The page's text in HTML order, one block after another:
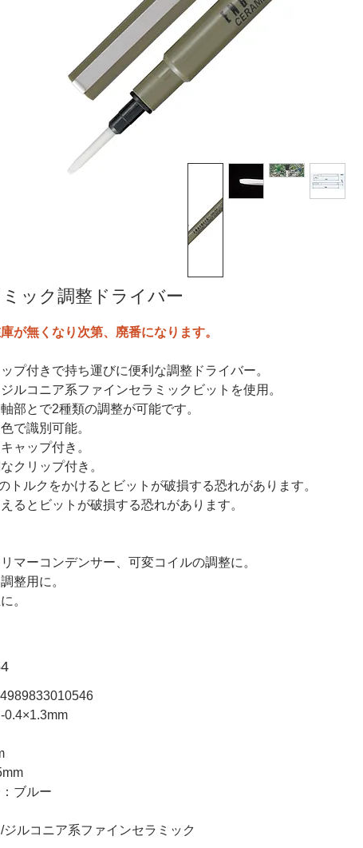
ック調整ドライバー
が無くなり次第、廃番になります。
プ付きで持ち運びに便利な調整ドライバー。
ルコニア系ファインセラミックビットを使用。
部とで2種類の調整が可能です。
で識別可能。
ャップ付き。
クリップ付き。
トルクをかけるとビットが破損する恐れがあります。
るとビットが破損する恐れがあります。
マーコンデンサー、可変コイルの調整に。
整用に。
。
0.4×1.3mm
ブルー
ジルコニア系ファインセラミック